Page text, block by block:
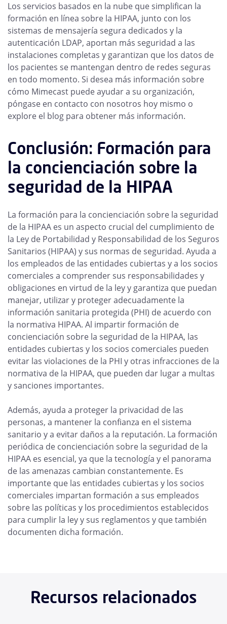
Los servicios basados en la nube que simplifican la
formación en línea sobre la HIPAA, junto con los
sistemas de mensajería segura dedicados y la
autenticación LDAP, aportan más seguridad a las
instalaciones completas y garantizan que los datos de
los pacientes se mantengan dentro de redes seguras
en todo momento. Si desea más información sobre
cómo Mimecast puede ayudar a su organización,
póngase en contacto con nosotros hoy mismo o
explore el blog para obtener más información.
Conclusión: Formación para
la concienciación sobre la
seguridad de la HIPAA
La formación para la concienciación sobre la seguridad
de la HIPAA es un aspecto crucial del cumplimiento de
la Ley de Portabilidad y Responsabilidad de los Seguros
Sanitarios (HIPAA) y sus normas de seguridad. Ayuda a
los empleados de las entidades cubiertas y a los socios
comerciales a comprender sus responsabilidades y
obligaciones en virtud de la ley y garantiza que puedan
manejar, utilizar y proteger adecuadamente la
información sanitaria protegida (PHI) de acuerdo con
la normativa HIPAA. Al impartir formación de
concienciación sobre la seguridad de la HIPAA, las
entidades cubiertas y los socios comerciales pueden
evitar las violaciones de la PHI y otras infracciones de la
normativa de la HIPAA, que pueden dar lugar a multas
y sanciones importantes.
Además, ayuda a proteger la privacidad de las
personas, a mantener la confianza en el sistema
sanitario y a evitar daños a la reputación. La formación
periódica de concienciación sobre la seguridad de la
HIPAA es esencial, ya que la tecnología y el panorama
de las amenazas cambian constantemente. Es
importante que las entidades cubiertas y los socios
comerciales impartan formación a sus empleados
sobre las políticas y los procedimientos establecidos
para cumplir la ley y sus reglamentos y que también
documenten dicha formación.
Recursos relacionados